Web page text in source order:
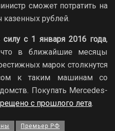
сможет потратить на
казенных рублей.
силу с 1 января 2016 года,
в ближайшие месяцы
марок столкнутся
к таким машинам со
Покупать Mercedes-
с прошлого лета.
Премьер РФ